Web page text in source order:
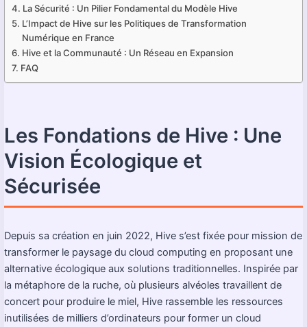
La Sécurité : Un Pilier Fondamental du Modèle Hive
L’Impact de Hive sur les Politiques de Transformation
Numérique en France
Hive et la Communauté : Un Réseau en Expansion
FAQ
Les Fondations de Hive : Une
Vision Écologique et
Sécurisée
Depuis sa création en juin 2022, Hive s’est fixée pour mission de
transformer le paysage du cloud computing en proposant une
alternative écologique aux solutions traditionnelles. Inspirée par
la métaphore de la ruche, où plusieurs alvéoles travaillent de
concert pour produire le miel, Hive rassemble les ressources
inutilisées de milliers d’ordinateurs pour former un cloud